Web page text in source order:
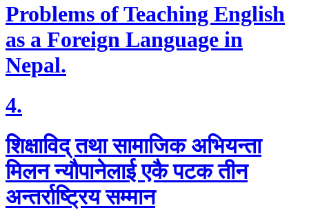
Problems of Teaching English
as a Foreign Language in
Nepal.
4.
शिक्षाविद् तथा सामाजिक अभियन्ता
मिलन न्यौपानेलाई एकै पटक तीन
अन्तर्राष्ट्रिय सम्मान